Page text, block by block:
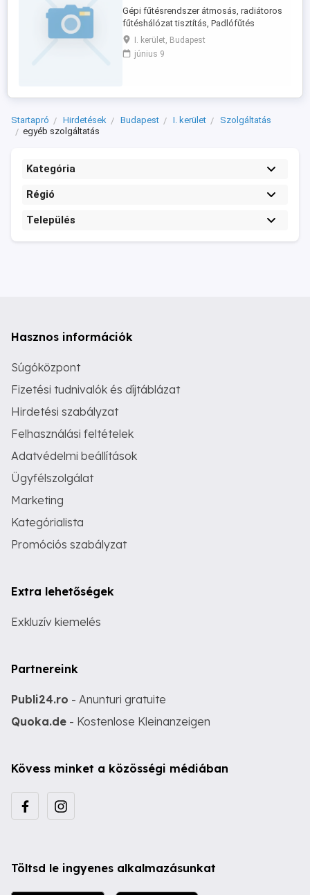
Gépi fűtésrendszer átmosás, radiátoros
fűtéshálózat tisztítás, Padlófűtés
átmosás,vegyszeres fűtésrendszer
tisztítás
I. kerület, Budapest
június 9
Startapró Hirdetések Budapest I. kerület
Szolgáltatás
egyéb szolgáltatás
Kategória
Régió
Település
Hasznos információk
Súgóközpont
Fizetési tudnivalók és díjtáblázat
Hirdetési szabályzat
Felhasználási feltételek
Adatvédelmi beállítások
Ügyfélszolgálat
Marketing
Kategórialista
Promóciós szabályzat
Extra lehetőségek
Exkluzív kiemelés
Partnereink
Publi24.ro - Anunturi gratuite
Quoka.de - Kostenlose Kleinanzeigen
Kövess minket a közösségi médiában
Töltsd le ingyenes alkalmazásunkat